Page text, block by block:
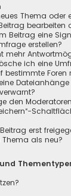
Thema oder
bearbeiten
Beitrag eine
erstellen?
mehr
ich eine
Foren
den
erst
Thema als neu?